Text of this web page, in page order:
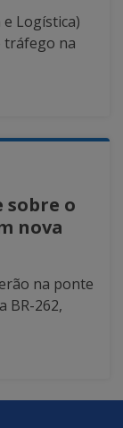
Logística)
tráfego na
sobre o
nova
na ponte
BR-262,